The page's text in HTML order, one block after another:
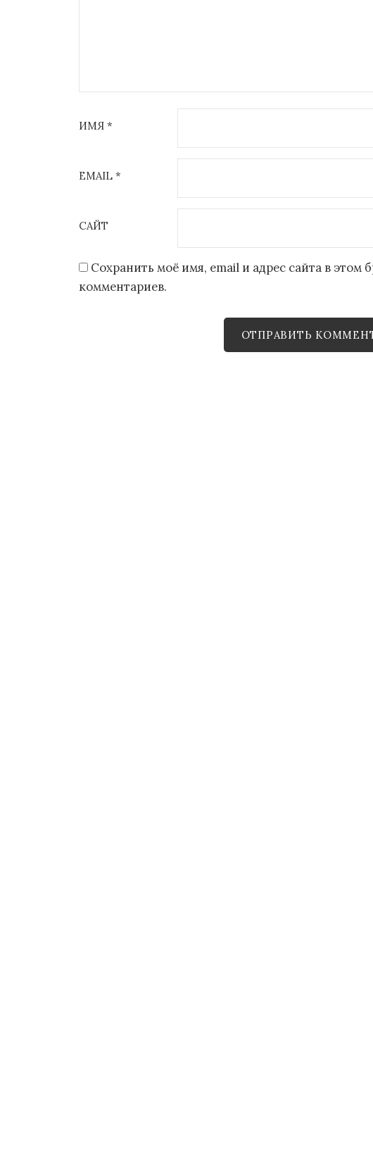
ИМЯ *
EMAIL *
САЙТ
Сохранить моё имя, email и адрес сайта в
комментариев.